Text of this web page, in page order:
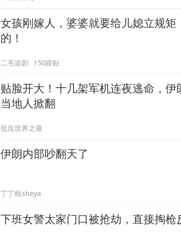
女孩刚嫁人，婆婆就要给儿媳立规
的！
二毛追剧 150跟贴
贴脸开大！十几架军机连夜逃命，
当地人掀翻
侃侃世界之最
伊朗内部吵翻天了
丁丁框sheya
下班女警太家门口被抢劫，直接掏枪